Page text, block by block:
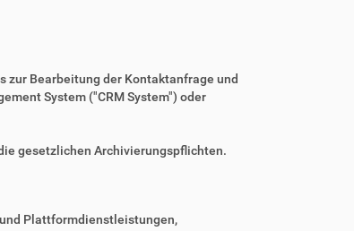
zur Bearbeitung der Kontaktanfrage und
System ("CRM System") oder
gesetzlichen Archivierungspflichten.
Plattformdienstleistungen,